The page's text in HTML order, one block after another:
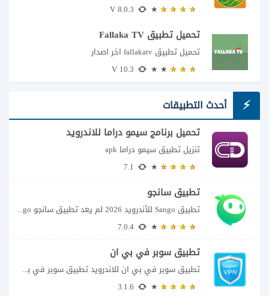
تحميل تطبيق Fallaka TV
تحميل تطبيق fallakatv اخر اصدار
أحدث التطبيقات
تحميل برنامج سيمو دراما للاندرويد
تنزيل تطبيق سيمو دراما apk
تطبيق سانجو
تطبيق Sango للأندرويد 2026 لم يعد تطبيق سانجو Sango مجرد مساحة لإرسال الرسائل أو...
تطبيق سوبر في بي ان
تطبيق سوبر في بي ان للاندرويد تطبيق سوبر في بي ان من تطبيقات الشبكات...